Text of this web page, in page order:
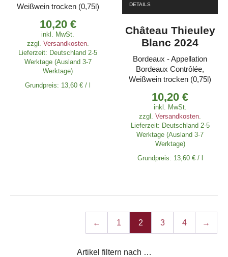
Weißwein trocken (0,75l)
10,20 €
inkl. MwSt.
zzgl. Versandkosten.
Lieferzeit: Deutschland 2-5
Werktage (Ausland 3-7
Werktage)
Grundpreis: 13,60€ /
DETAILS
Château Thieuley
Blanc 2024
Bordeaux - Appellation
Bordeaux Contrôlée,
Weißwein trocken (0,75l)
10,20€
inkl. MwSt.
zzgl.Versandkosten
Lieferzeit: Deutschland 2-5
Werktage (Ausland 3-7
Werktage)
Grundpreis: 13,60 €/
← 1 2 3 4 →
Artikel filtern nach …